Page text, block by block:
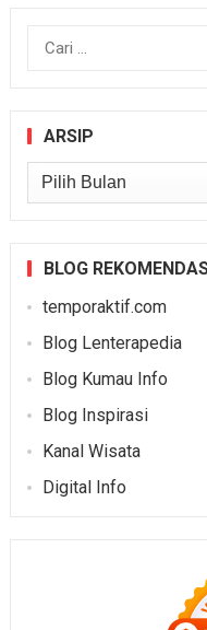
Cari
ARSIP
Arsip
BLOG
temporaktif.com
Blog Lenterapedia
Blog Kumau Info
Blog Inspirasi
Kanal Wisata
Digital Info